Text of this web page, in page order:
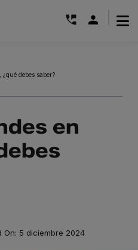
debes saber?
en
On: 5 diciembre 2024